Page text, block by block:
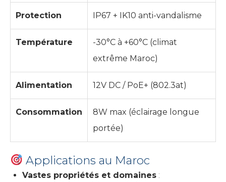
Protection IP67 + IK10 anti-vandalisme
Température
-30°C à +60°C (climat
extrême Maroc)
Alimentation 12V DC / PoE+ (802.3at)
Consommation
8W max (éclairage longue
portée)
Applications au Maroc
Vastes propriétés et domaines :